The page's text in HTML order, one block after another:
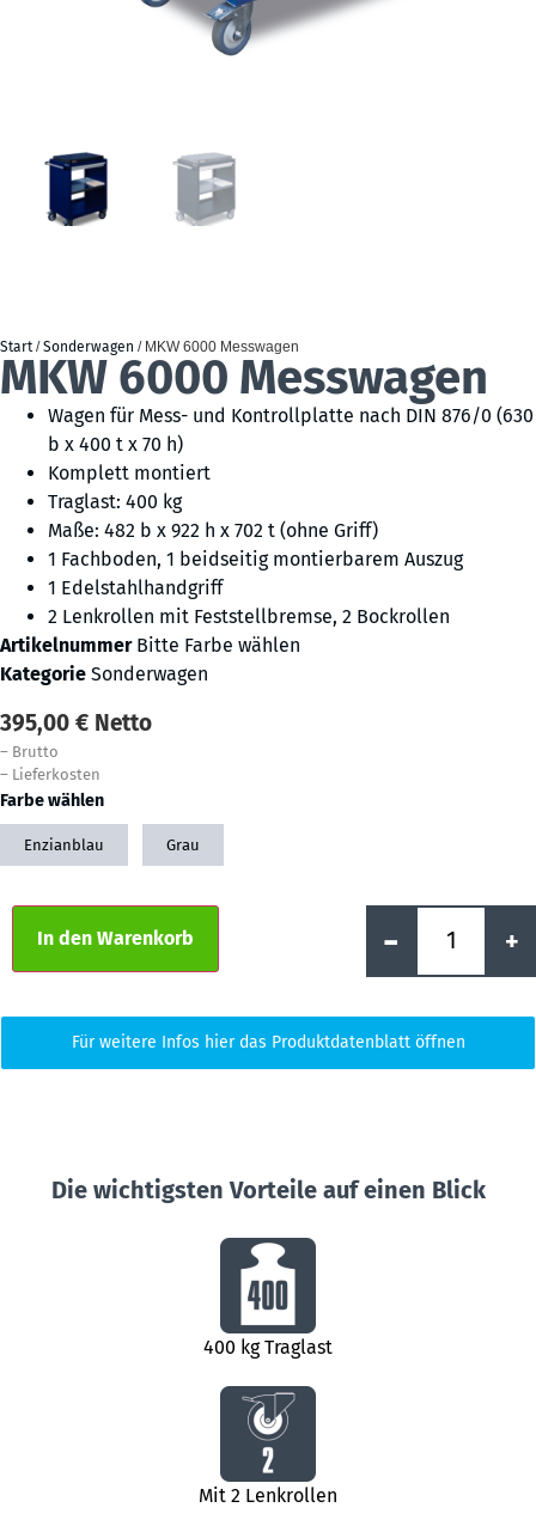
Start/Sonderwagen / MKW 6000 Messwagen
MKW 6000 Messwagen
Wagen für Mess- und Kontrollplatte nach DIN 876/0 (630
b x 400 t x 70 h)
Komplett montiert
Traglast: 400 kg
Maße: 482 b x 922 h x 702 t (ohne Griff)
1 Fachboden, 1 beidseitig montierbarem Auszug
1 Edelstahlhandgriff
2 Lenkrollen mit Feststellbremse, 2 Bockrollen
Artikelnummer Bitte Farbe wählen
Kategorie Sonderwagen
395,00 € Netto
– Brutto
– Lieferkosten
Farbe wählen
Enzianblau Grau
- +
In den Warenkorb
Für weitere Infos hier das Produktdatenblatt öffnen
Die wichtigsten Vorteile auf einen Blick
400 kg Traglast
Mit 2 Lenkrollen